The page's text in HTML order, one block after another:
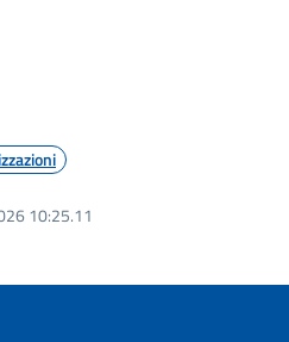
10:25.11